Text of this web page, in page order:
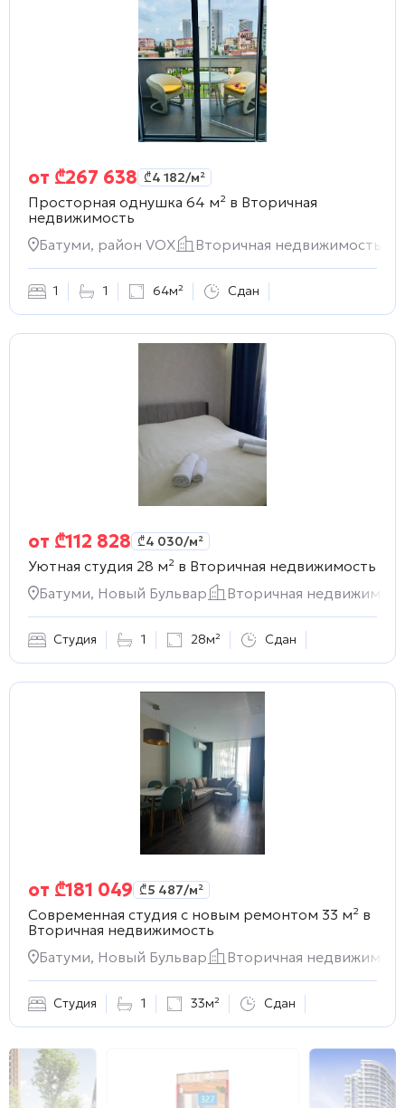
от ₾267 638 ₾4 182/м²
Просторная однушка 64 м² в Вторичная
недвижимость
Батуми, район VOX
Вторичная недвижимость
1 1 64м² Сдан
от ₾112 828 ₾4 030/м²
Уютная студия 28 м² в Вторичная недвижимость
Батуми, Новый Бульвар
Вторичная
Студия 1 28м² Сдан
от ₾181 049 ₾5 487/м²
Современная студия с новым ремонтом 33 м² в
Вторичная недвижимость
Батуми, Новый Бульвар
Вторичная
Студия 1 33м² Сдан